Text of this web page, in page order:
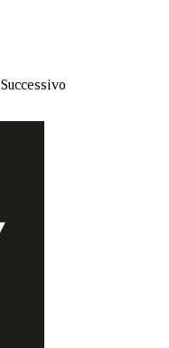
Successivo